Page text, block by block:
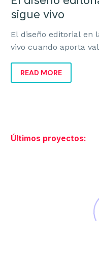
sigue vivo
El diseño editorial en
vivo cuando aporta
READ MORE
Últimos proyectos: